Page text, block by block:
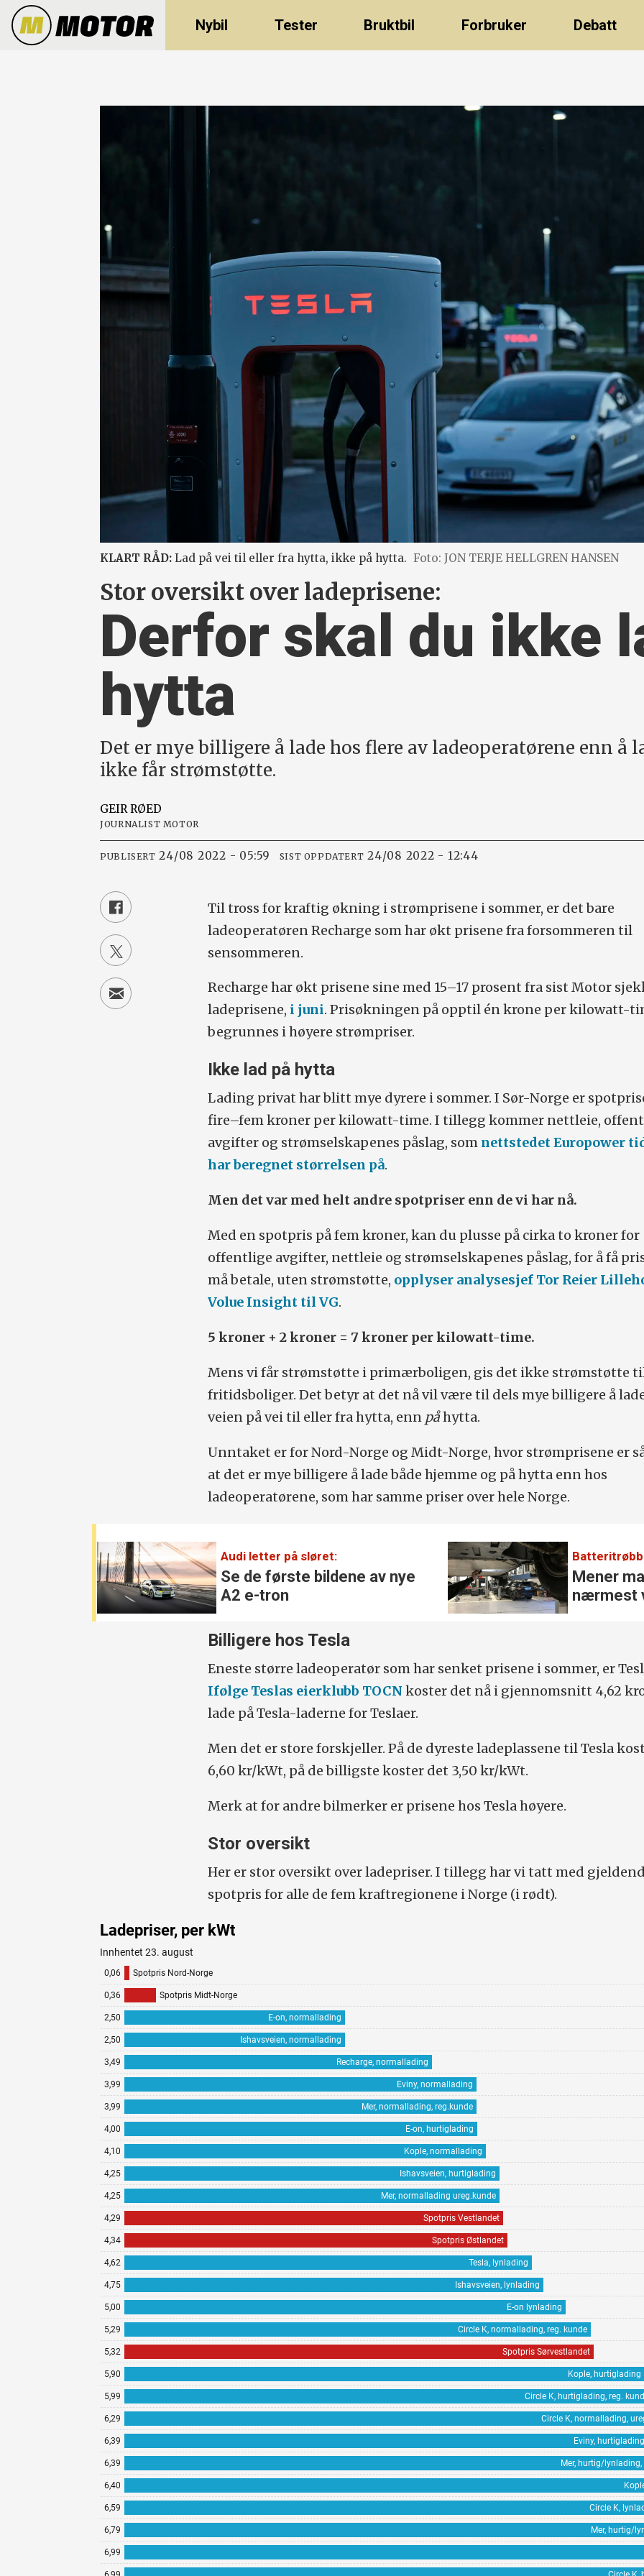
Nybil Tester Bruktbil Forbruker Debatt
KLART RÅD:Lad på vei til eller fra hytta, ikke på hytta. Foto: JON TERJE HELLGREN HANSEN
Stor oversikt over ladeprisene:
Derfor skal du ikke
hytta
Det er mye billigere å lade hos flere av ladeoperatørene enn å
ikke får strømstøtte.
GEIR RØED
JOURNALIST MOTOR
PUBLISERT 24/08 2022 - 05:59 SIST OPPDATERT 24/08 2022 - 12:44
Til tross for kraftig økning i strømprisene i sommer, er det bare
ladeoperatøren Recharge som har økt prisene fra forsommeren til
sensommeren.
Recharge har økt prisene sine med 15–17 prosent fra sist Motor
ladeprisene, i juni. Prisøkningen på opptil én krone per kilowatt-
begrunnes i høyere strømpriser.
Ikke lad på hytta
Lading privat har blitt mye dyrere i sommer. I Sør-Norge er
fire–fem kroner per kilowatt-time. I tillegg kommer nettleie,
avgifter og strømselskapenes påslag, som nettstedet Europower
har beregnet størrelsen på.
Men det var med helt andre spotpriser enn de vi har nå.
Med en spotpris på fem kroner, kan du plusse på cirka to kroner for
offentlige avgifter, nettleie og strømselskapenes påslag, for å få
må betale, uten strømstøtte, opplyser analysesjef Tor Reier
Volue Insight til VG.
5 kroner + 2 kroner = 7 kroner per kilowatt-time.
Mens vi får strømstøtte i primærboligen, gis det ikke strømstøtte
fritidsboliger. Det betyr at det nå vil være til dels mye billigere å
veien på vei til eller fra hytta, enn påhytta.
Unntaket er for Nord-Norge og Midt-Norge, hvor strømprisene er
at det er mye billigere å lade både hjemme og på hytta enn hos
ladeoperatørene, som har samme priser over hele Norge.
Audi letter på sløret:
Se de første bildene av nye
A2 e-tron
Mener
nærmest
Billigere hos Tesla
Eneste større ladeoperatør som har senket prisene i sommer, er
Ifølge Teslas eierklubb TOCN koster det nå i gjennomsnitt 4,62
lade på Tesla-laderne for Teslaer.
Men det er store forskjeller. På de dyreste ladeplassene til Tesla
6,60 kr/kWt, på de billigste koster det 3,50 kr/kWt.
Merk at for andre bilmerker er prisene hos Tesla høyere.
Stor oversikt
Her er stor oversikt over ladepriser. I tillegg har vi tatt med
spotpris for alle de fem kraftregionene i Norge (i rødt).